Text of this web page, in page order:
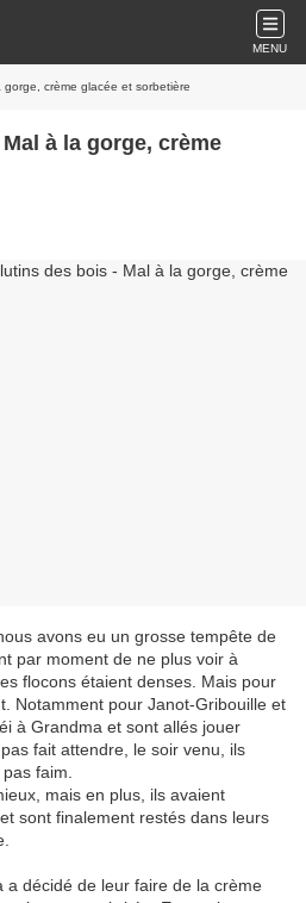
MENU
crème glacée et sorbetière
à la gorge, crème
avons eu un grosse tempête de
par moment de ne plus voir à
flocons étaient denses. Mais pour
Notamment pour Janot-Gribouille et
à Grandma et sont allés jouer
fait attendre, le soir venu, ils
faim.
mais en plus, ils avaient
sont finalement restés dans leurs
a décidé de leur faire de la crème